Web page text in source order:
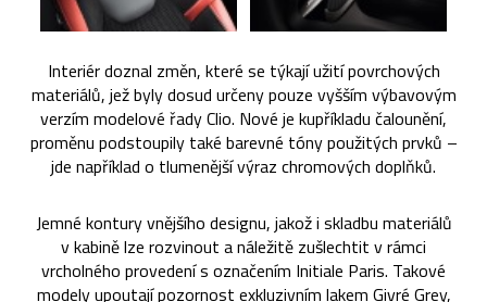
Interiér doznal změn, které se týkají užití povrchových
materiálů, jež byly dosud určeny pouze vyšším výbavovým
verzím modelové řady Clio. Nové je kupříkladu čalounění,
proměnu podstoupily také barevné tóny použitých prvků –
jde například o tlumenější výraz chromových doplňků.
Jemné kontury vnějšího designu, jakož i skladbu materiálů
v kabině lze rozvinout a náležitě zušlechtit v rámci
vrcholného provedení s označením Initiale Paris. Takové
modely upoutají pozornost exkluzivním lakem Givré Grey,